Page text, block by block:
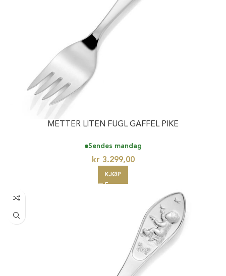
METTER LITEN FUGL GAFFEL PIKE
Sendes mandag
kr 3.299,00
KJØP